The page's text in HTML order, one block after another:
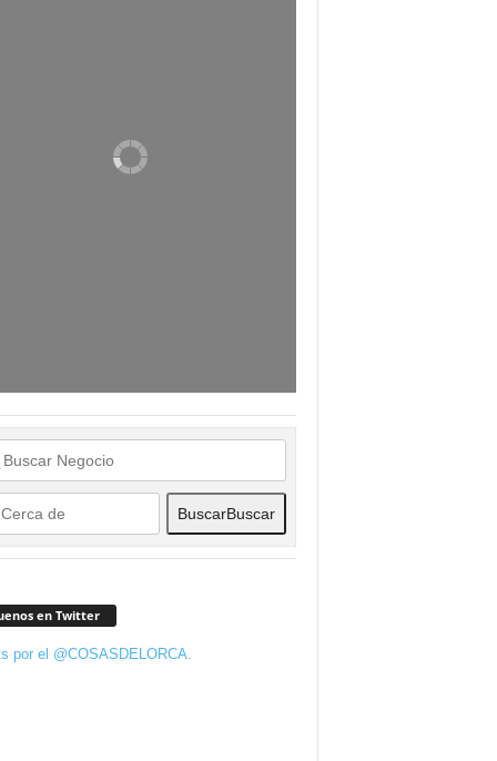
BuscarBuscar
en Twitter
por el @COSASDELORCA.